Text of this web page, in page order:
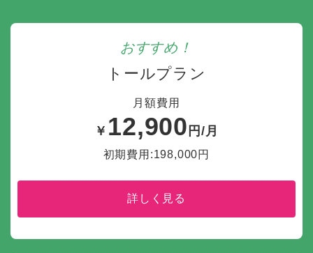
おすすめ！
トールプラン
月額費用
￥ 12,900 円/月
初期費用:198,000円
詳しく見る